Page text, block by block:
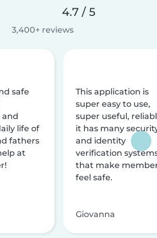
4.7 / 5
3,400+ reviews
safe
and
life of
fathers
at
This application is
super easy to use,
super useful,
it has many
and identity
verification
that make
feel safe.
Giovanna